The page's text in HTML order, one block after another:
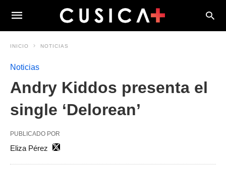
INICIO NOTICIAS
Noticias
Andry Kiddos presenta el
single ‘Delorean’
PUBLICADO POR
Eliza Pérez